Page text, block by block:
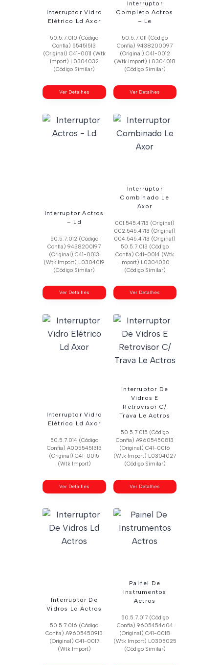
Interruptor Vidro
Elétrico Ld Axor
50.5.7.010 (Código
Confia) 55451513
(Original) C41-0011 (Wtk
Import) L0304032
(Código Similar)
Ver Detalhes
Interruptor
Completo Actros
– Le
50.5.7.011 (Código
Confia) 9438200097
(Original) C41-0012
(Wtk Import) L0304018
(Código Similar)
Ver Detalhes
Interruptor Actros
– Ld
50.5.7.012 (Código
Confia) 9438200197
(Original) C41-0013
(Wtk Import) L0304019
(Código Similar)
Ver Detalhes
Interruptor
Combinado Le
Axor
001.545.4713 (Original)
002.545.4713 (Original)
004.545.4713 (Original)
50.5.7.013 (Código
Confia) C41-0014 (Wtk
Import) L0304030
(Código Similar)
Ver Detalhes
Interruptor Vidro
Elétrico Ld Axor
50.5.7.014 (Código
Confia) A0055451313
(Original) C41-0015
(Wtk Import)
Ver Detalhes
Interruptor De
Vidros E
Retrovisor C/
Trava Le Actros
50.5.7.015 (Código
Confia) A9605450813
(Original) C41-0016
(Wtk Import) L0304027
(Código Similar)
Ver Detalhes
Interruptor De
Vidros Ld Actros
50.5.7.016 (Código
Confia) A9605450913
(Original) C41-0017
(Wtk Import)
Painel De
Instrumentos
Actros
50.5.7.017 (Código
Confia) 9605454604
(Original) C41-0018
(Wtk Import) L0305025
(Código Similar)